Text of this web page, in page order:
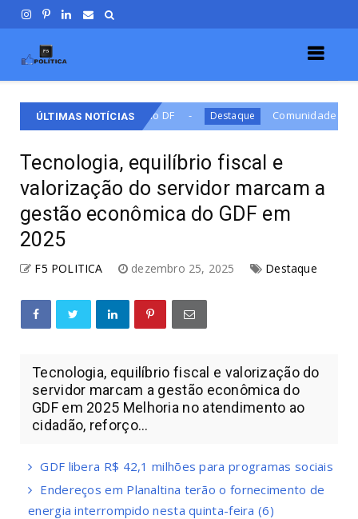
ÚLTIMAS NOTÍCIAS
do DF Destaque Comunidade da Estrutural vive clima de
Tecnologia, equilíbrio fiscal e
valorização do servidor marcam a
gestão econômica do GDF em
2025
F5 POLITICA dezembro 25, 2025 Destaque
Tecnologia, equilíbrio fiscal e valorização do
servidor marcam a gestão econômica do
GDF em 2025 Melhoria no atendimento ao
cidadão, reforço...
GDF libera R$ 42,1 milhões para programas sociais
Endereços em Planaltina terão o fornecimento de
energia interrompido nesta quinta-feira (6)